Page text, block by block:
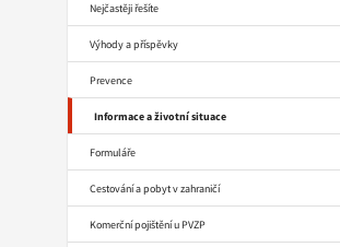
Nejčastěji řešíte
Výhody a příspěvky
Prevence
Informace a životní situace
Formuláře
Cestování a pobyt v zahraničí
Komerční pojištění u PVZP